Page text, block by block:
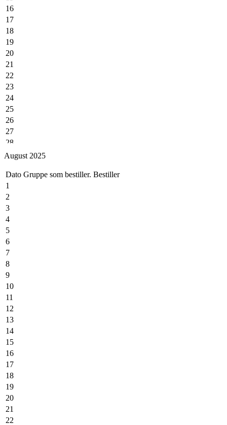
16
17
18
19
20
21
22
23
24
25
26
27
28
29
31
August 2025
Dato Gruppe som bestiller. Bestiller
1
2
3
4
5
6
7
8
9
10
11
12
13
14
15
16
17
18
19
20
21
22